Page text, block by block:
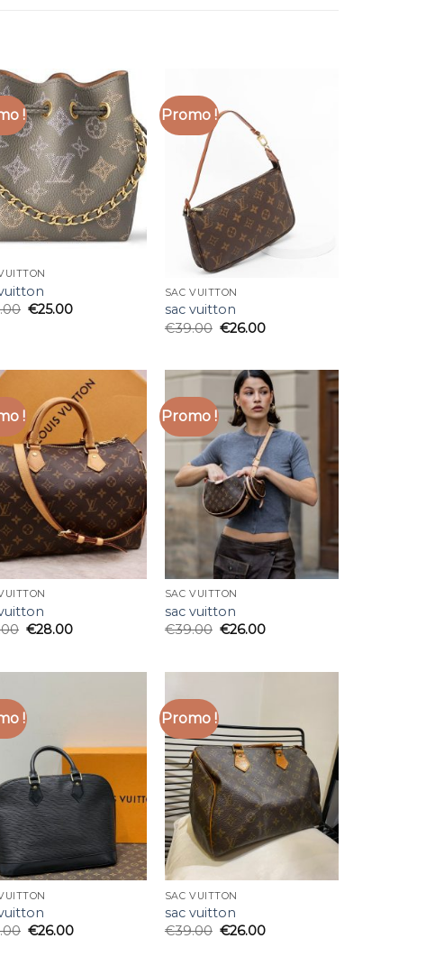
!
€25.00
Promo !
SAC VUITTON
sac vuitton
€39.00 €26.00
!
€28.00
Promo !
SAC VUITTON
sac vuitton
€39.00 €26.00
!
€26.00
Promo !
SAC VUITTON
sac vuitton
€39.00 €26.00